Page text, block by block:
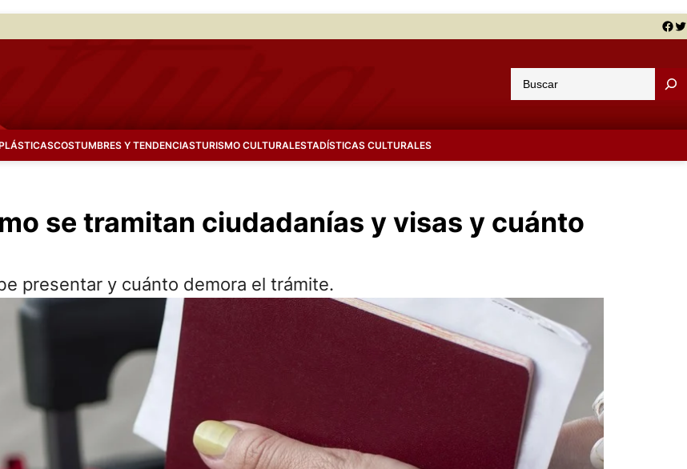
Facebook Twitter
u
a
COSTUMBRES Y TENDENCIASTURISMO CULTURALESTADÍSTICAS CULTURALES
se tramitan ciudadanías y visas y cuánto
presentar y cuánto demora el trámite.